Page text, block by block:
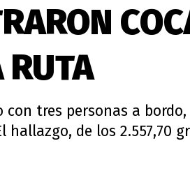
RUTA
tres personas a
de los 2.557,70